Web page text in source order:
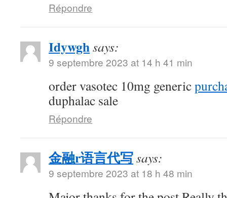
Répondre
Idywghsays:
9 septembre 2023 at 14 h 41 min
order vasotec 10mg generic
duphalac sale
Répondre
金融r语言代写says:
9 septembre 2023 at 18 h 48 min